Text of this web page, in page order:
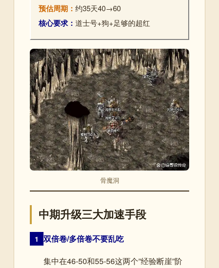
预估周期： 约35天40→60
核心要求： 道士号+狗+足够的超红
骨魔洞
中期升级三大加速手段
1 双倍卷/多倍卷不要乱吃
集中在46-50和55-56这两个”经验断崖”阶